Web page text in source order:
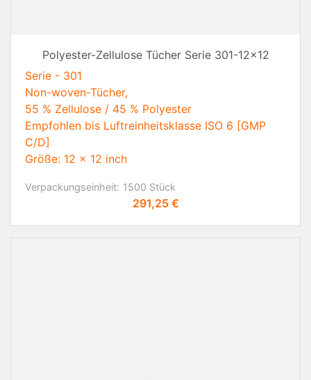
Polyester-Zellulose Tücher Serie 301-12x12
Serie - 301
Non-woven-Tücher,
55 % Zellulose / 45 % Polyester
Empfohlen bis Luftreinheitsklasse ISO 6 [GMP
C/D]
Größe: 12 x 12 inch
Verpackungseinheit: 1500 Stück
Preis
291,25 €